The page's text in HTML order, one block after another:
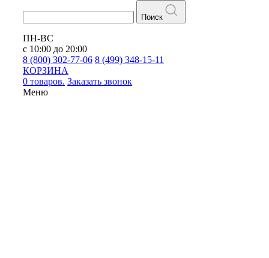
Поиск
ПН-ВС
с 10:00 до 20:00
8 (800) 302-77-06 8 (499) 348-15-11
КОРЗИНА
0 товаров. Заказать звонок
Меню